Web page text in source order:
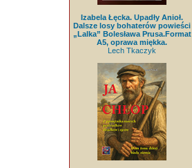
Izabela Łęcka. Upadły Anioł.
Dalsze losy bohaterów powieści
„Lalka” Bolesława Prusa.Format
A5, oprawa miękka.
Lech Tkaczyk